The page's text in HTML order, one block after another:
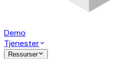
Demo
Tjenester
Ressurser